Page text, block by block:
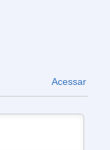
Acessar